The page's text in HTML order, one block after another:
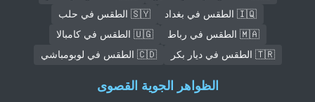
🇮🇶 الطقس في بغداد
🇸🇾 الطقس في حلب
🇲🇦 الطقس في رباط
🇺🇬 الطقس في كامبالا
🇹🇷 الطقس في ديار بكر
🇨🇩 الطقس في لوبومباشي
الظواهر الجوية القصوى